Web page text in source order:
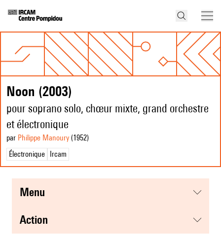
Noon (2003)
pour soprano solo, chœur mixte, grand orchestre
et électronique
par Philippe Manoury (1952)
Électronique
Ircam
menu
action